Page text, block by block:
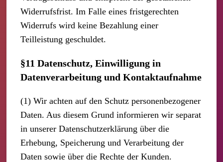
Widerrufsfrist. Im Falle eines fristgerechten
Widerrufs wird keine Bezahlung einer
Teilleistung geschuldet.
§11 Datenschutz, Einwilligung in
Datenverarbeitung und Kontaktaufnahme
(1) Wir achten auf den Schutz personenbezogener
Daten. Aus diesem Grund informieren wir separat
in unserer Datenschutzerklärung über die
Erhebung, Speicherung und Verarbeitung der
Daten sowie über die Rechte der Kunden.